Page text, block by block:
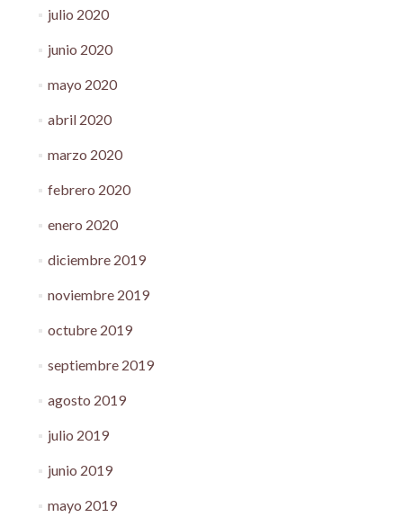
julio 2020
junio 2020
mayo 2020
abril 2020
marzo 2020
febrero 2020
enero 2020
diciembre 2019
noviembre 2019
octubre 2019
septiembre 2019
agosto 2019
julio 2019
junio 2019
mayo 2019